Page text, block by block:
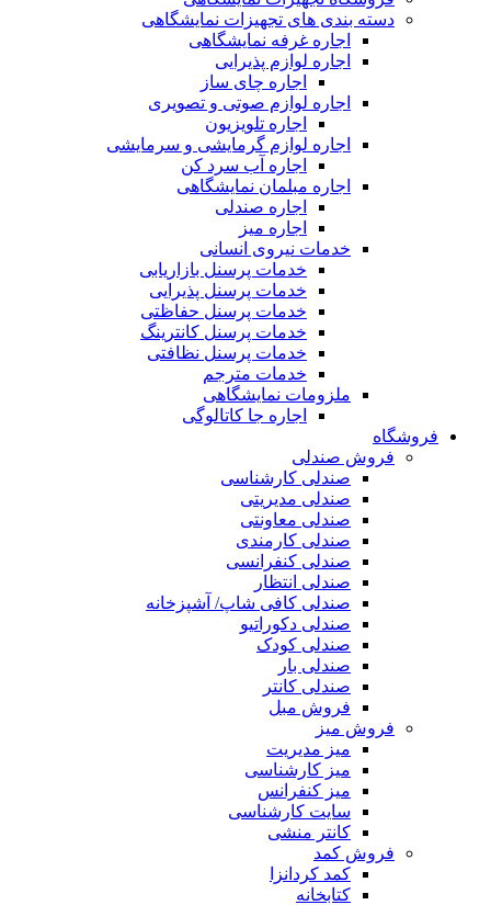
دسته بندی های تجهیزات نمایشگاهی
اجاره غرفه نمایشگاهی
اجاره لوازم پذیرایی
اجاره چای ساز
اجاره لوازم صوتی و تصویری
اجاره تلویزیون
اجاره لوازم گرمایشی و سرمایشی
اجاره آب سرد کن
اجاره مبلمان نمایشگاهی
اجاره صندلی
اجاره میز
خدمات نیروی انسانی
خدمات پرسنل بازاریابی
خدمات پرسنل پذیرایی
خدمات پرسنل حفاظتی
خدمات پرسنل کانترینگ
خدمات پرسنل نظافتی
خدمات مترجم
ملزومات نمایشگاهی
اجاره جا کاتالوگی
فروشگاه
فروش صندلی
صندلی کارشناسی
صندلی مدیریتی
صندلی معاونتی
صندلی کارمندی
صندلی کنفرانسی
صندلی انتظار
صندلی کافی شاپ/ آشپزخانه
صندلی دکوراتیو
صندلی کودک
صندلی بار
صندلی کانتر
فروش مبل
فروش میز
میز مدیریت
میز کارشناسی
میز کنفرانس
سایت کارشناسی
کانتر منشی
فروش کمد
کمد کردانزا
کتابخانه